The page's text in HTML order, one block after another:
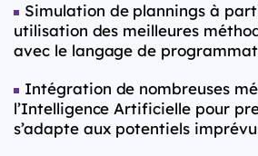
Simulation de plannings à
utilisation des meilleures
avec le langage de
Intégration de nombreuses
l’Intelligence Artificielle pour
s’adapte aux potentiels